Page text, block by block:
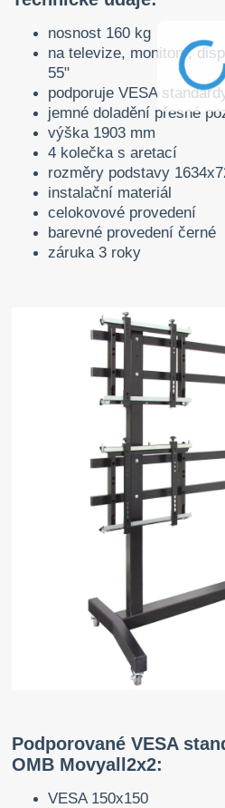
nosnost 160 kg
na televize, monitory,
55"
podporuje VESA
jemné doladění přesné
výška 1903 mm
4 kolečka s aretací
rozměry podstavy
instalační materiál
celokovové provedení
barevné provedení černé
záruka 3 roky
Podporované VESA
OMB Movyall2x2:
VESA 150x150